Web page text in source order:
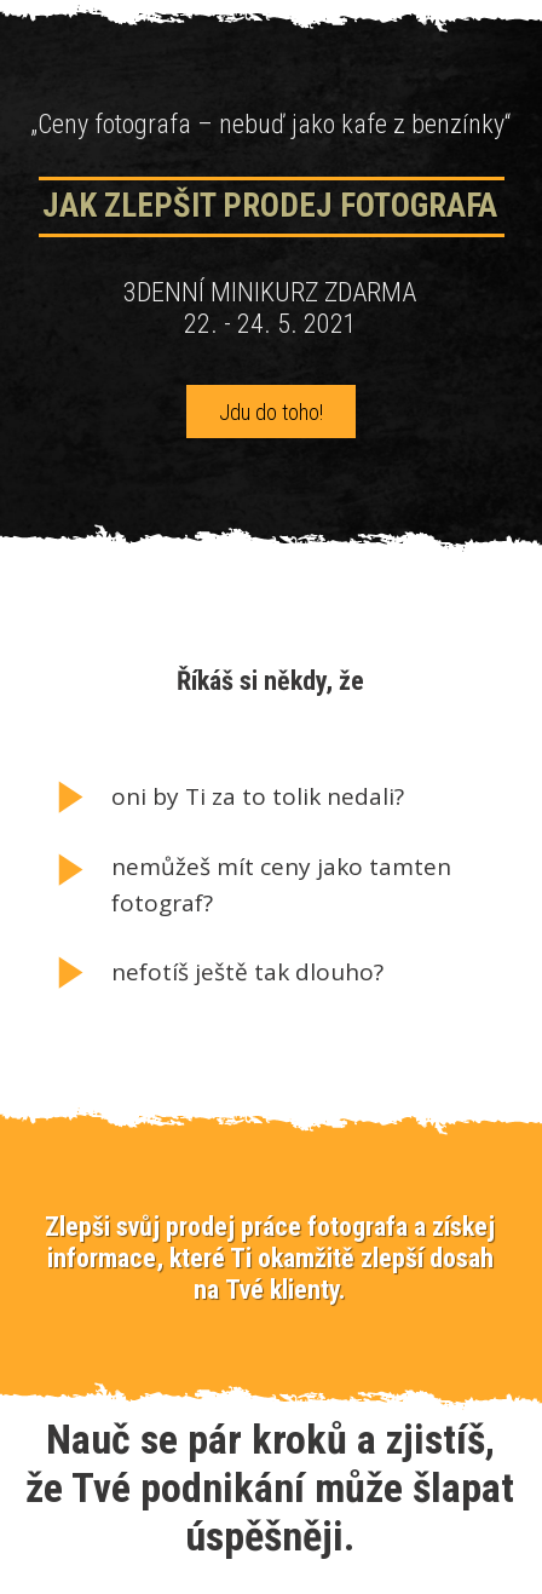
„Ceny fotografa – nebuď jako kafe z benzínky“
JAK ZLEPŠIT PRODEJ FOTOGRAFA
3DENNÍ MINIKURZ ZDARMA
22. - 24. 5. 2021
Jdu do toho!
Říkáš si někdy, že
oni by Ti za to tolik nedali?
nemůžeš mít ceny jako tamten
fotograf?
nefotíš ještě tak dlouho?
Zlepši svůj prodej práce fotografa a získej
informace, které Ti okamžitě zlepší dosah
na Tvé klienty.
Nauč se pár kroků a zjistíš,
že Tvé podnikání může šlapat
úspěšněji.